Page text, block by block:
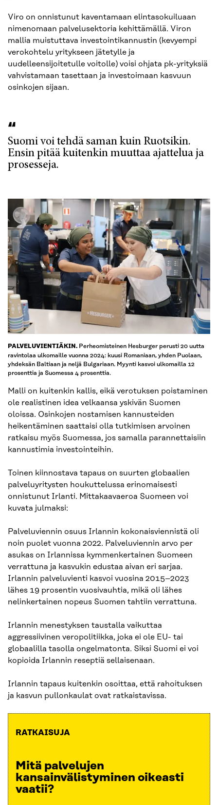
Viro on onnistunut kaventamaan elintasokuiluaan
nimenomaan palvelusektoria kehittämällä. Viron
mallia muistuttava investointikannustin (kevyempi
verokohtelu yritykseen jätetylle ja
uudelleensijoitetulle voitolle) voisi ohjata pk-yrityksiä
vahvistamaan tasettaan ja investoimaan kasvuun
osinkojen sijaan.
Suomi voi tehdä saman kuin Ruotsikin.
Ensin pitää kuitenkin muuttaa ajattelua ja
prosesseja.
PALVELUVIENTIÄKIN. Perheomisteinen Hesburger perusti 20 uutta
ravintolaa ulkomaille vuonna 2024: kuusi Romaniaan, yhden Puolaan,
yhdeksän Baltiaan ja neljä Bulgariaan. Myynti kasvoi ulkomailla 12
prosenttia ja Suomessa 4 prosenttia.
Malli on kuitenkin kallis, eikä verotuksen poistaminen
ole realistinen idea velkaansa yskivän Suomen
oloissa. Osinkojen nostamisen kannusteiden
heikentäminen saattaisi olla tutkimisen arvoinen
ratkaisu myös Suomessa, jos samalla parannettaisiin
kannustimia investointeihin.
Toinen kiinnostava tapaus on suurten globaalien
palveluyritysten houkuttelussa erinomaisesti
onnistunut Irlanti. Mittakaavaeroa Suomeen voi
kuvata julmaksi:
Palveluviennin osuus Irlannin kokonaisviennistä oli
noin puolet vuonna 2022. Palveluviennin arvo per
asukas on Irlannissa kymmenkertainen Suomeen
verrattuna ja kasvukin edustaa aivan eri sarjaa.
Irlannin palveluvienti kasvoi vuosina 2015–2023
lähes 19 prosentin vuosivauhtia, mikä oli lähes
nelinkertainen nopeus Suomen tahtiin verrattuna.
Irlannin menestyksen taustalla vaikuttaa
aggressiivinen veropolitiikka, joka ei ole EU- tai
globaalilla tasolla ongelmatonta. Siksi Suomi ei voi
kopioida Irlannin reseptiä sellaisenaan.
Irlannin tapaus kuitenkin osoittaa, että rahoituksen
ja kasvun pullonkaulat ovat ratkaistavissa.
RATKAISUJA
Mitä palvelujen
kansainvälistyminen oikeasti
vaatii?